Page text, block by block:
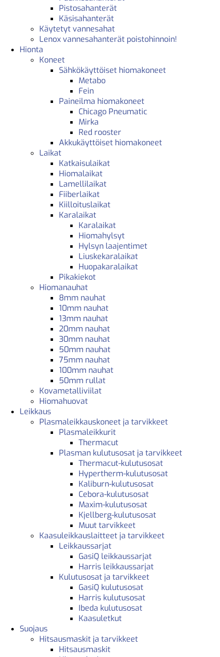
Pistosahanterät
Käsisahanterät
Käytetyt vannesahat
Lenox vannesahanterät poistohinnoin!
Hionta
Koneet
Sähkökäyttöiset hiomakoneet
Metabo
Fein
Paineilma hiomakoneet
Chicago Pneumatic
Mirka
Red rooster
Akkukäyttöiset hiomakoneet
Laikat
Katkaisulaikat
Hiomalaikat
Lamellilaikat
Fiiberlaikat
Kiilloituslaikat
Karalaikat
Karalaikat
Hiomahylsyt
Hylsyn laajentimet
Liuskekaralaikat
Huopakaralaikat
Pikakiekot
Hiomanauhat
8mm nauhat
10mm nauhat
13mm nauhat
20mm nauhat
30mm nauhat
50mm nauhat
75mm nauhat
100mm nauhat
50mm rullat
Kovametalliviilat
Hiomahuovat
Leikkaus
Plasmaleikkauskoneet ja tarvikkeet
Plasmaleikkurit
Thermacut
Plasman kulutusosat ja tarvikkeet
Thermacut-kulutusosat
Hypertherm-kulutusosat
Kaliburn-kulutusosat
Cebora-kulutusosat
Maxim-kulutusosat
Kjellberg-kulutusosat
Muut tarvikkeet
Kaasuleikkauslaitteet ja tarvikkeet
Leikkaussarjat
GasiQ leikkaussarjat
Harris leikkaussarjat
Kulutusosat ja tarvikkeet
GasiQ kulutusosat
Harris kulutusosat
Ibeda kulutusosat
Kaasuletkut
Suojaus
Hitsausmaskit ja tarvikkeet
Hitsausmaskit